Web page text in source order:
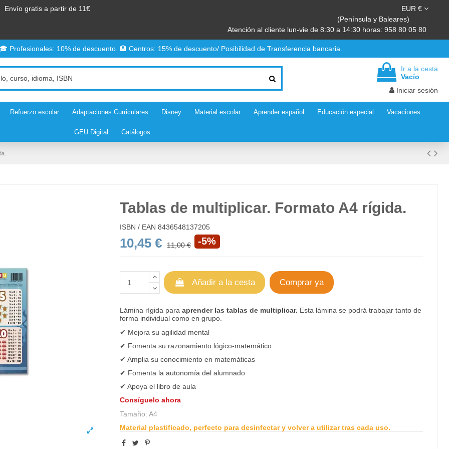
Envío gratis a partir de 11€
EUR €
(Península y Baleares)
Atención al cliente lun-vie de 8:30 a 14:30 horas: 958 80 05 80
Profesionales: 10% de descuento. 🏨 Centros: 15% de descuento/ Posibilidad de Transferencia bancaria.
Ir a la cesta
Vacío
Iniciar sesión
Refuerzo escolar Adaptaciones Curriculares Disney Material escolar Aprender español Educación especial Vacaciones
GEU Digital Catálogos
Tablas de multiplicar. Formato A4 rígida.
ISBN / EAN 8436548137205
10,45 € 11,00 € -5%
Añadir a la cesta Comprar ya
Lámina rígida paraaprender las tablas de multiplicar. Esta lámina se podrá trabajar tanto de
forma individual como en grupo.
✔ Mejora su agilidad mental
✔ Fomenta su razonamiento lógico-matemático
✔ Amplia su conocimiento en matemáticas
✔ Fomenta la autonomía del alumnado
✔ Apoya el libro de aula
Consíguelo ahora
Tamaño: A4
Material plastificado, perfecto para desinfectar y volver a utilizar tras cada uso.